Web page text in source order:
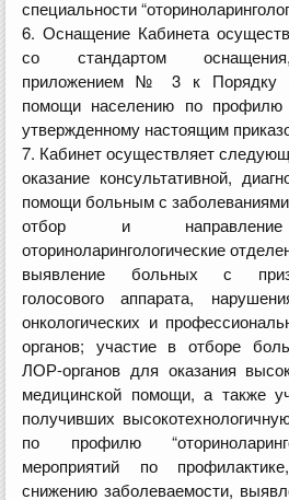
специальности
6. Оснащение Кабинета
со стандартом
приложением № 3 к Порядку
помощи населению по профилю
утвержденному настоящим
7. Кабинет осуществляет
оказание консультативной,
помощи больным с
отбор и
оториноларингологические
выявление больных с
голосового аппарата,
онкологических и
органов; участие в отборе
ЛОР-органов для оказания
медицинской помощи, а также
получивших
по профилю
мероприятий по
снижению заболеваемости,